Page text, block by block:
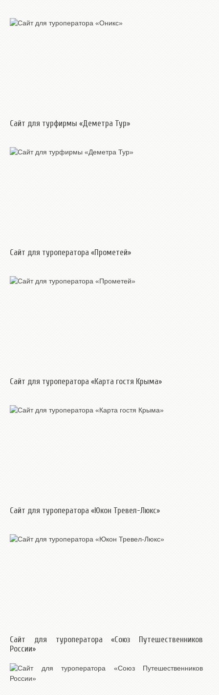
Сайт для турфирмы «Деметра Тур»
Сайт для туроператора «Прометей»
Сайт для туроператора «Карта гостя Крыма»
Сайт для туроператора «Юкон Тревел-Люкс»
Сайт для туроператора «Союз Путешественников
России»